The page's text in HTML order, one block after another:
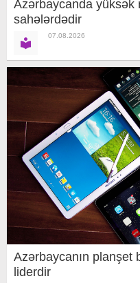
Azərbaycanda yüksək
sahələrdədir
07.08.2026
Azərbaycanın planşet
liderdir